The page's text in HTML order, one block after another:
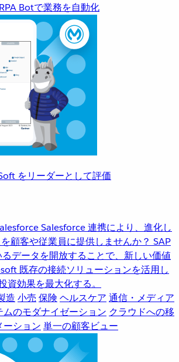
Botで業務を自動化
をリーダーとして評価
Salesforce 連携により、進化し
顧客や従業員に提供しませんか？ SAP
データを開放することで、新しい価値
既存の接続ソリューションを活用し
効果を最大化する。
造 小売 保険 ヘルスケア 通信・メディア
ムのモダナイゼーション クラウドへの移
ーション 単一の顧客ビュー